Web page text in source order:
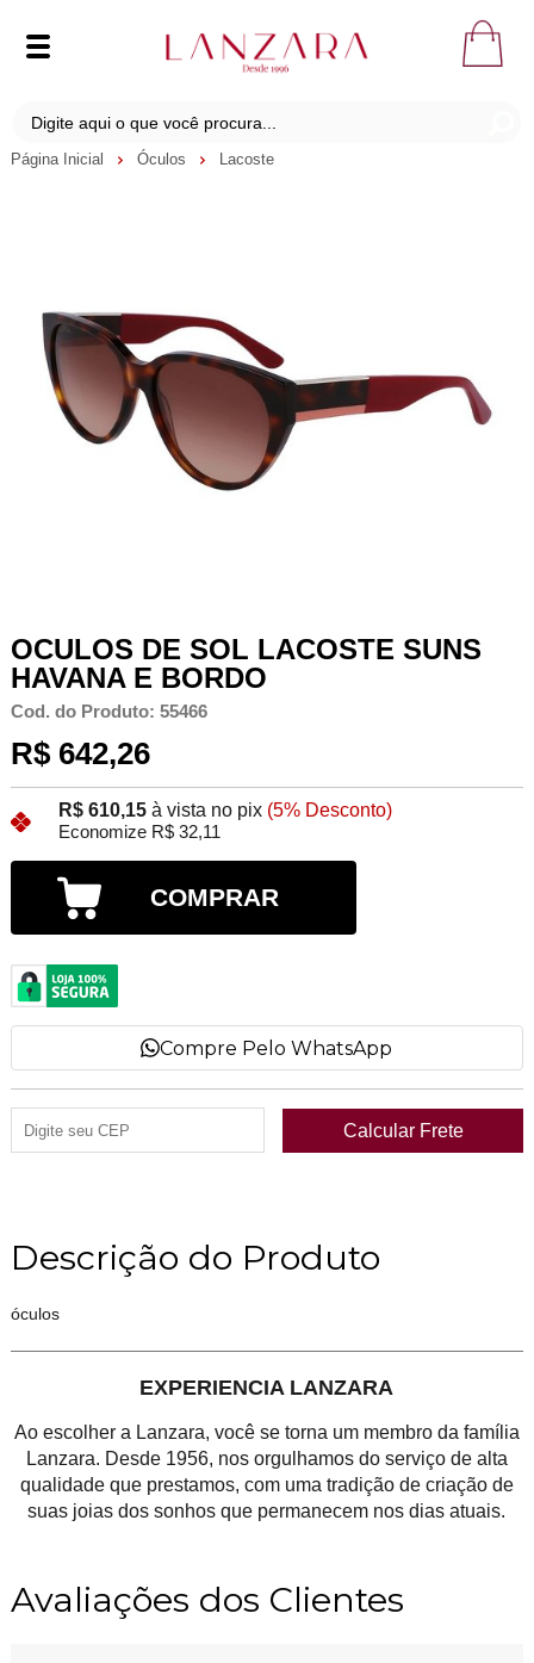
Página Inicial Óculos Lacoste
OCULOS DE SOL LACOSTE SUNS
HAVANA E BORDO
Cod. do Produto: 55466
R$ 642,26
R$ 610,15 à vista no pix (5% Desconto)
Economize R$ 32,11
COMPRAR
Compre Pelo WhatsApp
Descrição do Produto
óculos
EXPERIENCIA LANZARA
Ao escolher a Lanzara, você se torna um membro da família
Lanzara. Desde 1956, nos orgulhamos do serviço de alta
qualidade que prestamos, com uma tradição de criação de
suas joias dos sonhos que permanecem nos dias atuais.
Avaliações dos Clientes